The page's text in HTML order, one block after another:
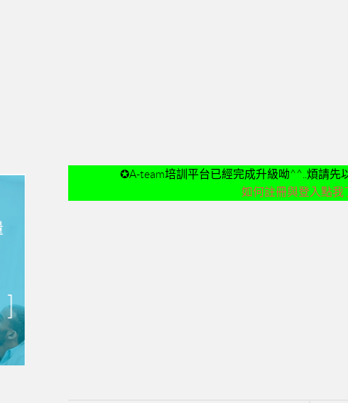
✪A-team培訓平台已經完成升級呦^^..煩請先
如何註冊與登入點我